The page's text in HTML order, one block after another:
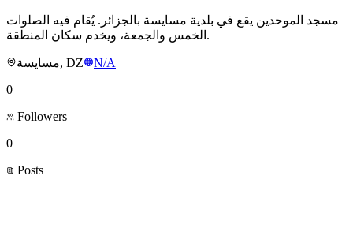
مسجد الموحدين يقع في بلدية مسايسة بالجزائر. يُقام فيه الصلوات
الخمس والجمعة، ويخدم سكان المنطقة.
مسايسة, DZ
N/A
0
Followers
0
Posts